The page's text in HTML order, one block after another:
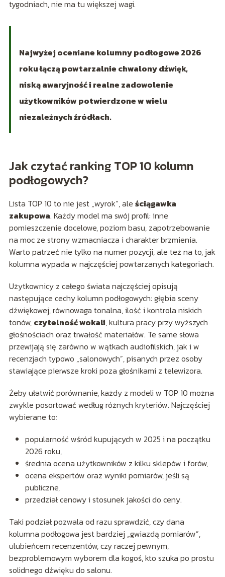
tygodniach, nie ma tu większej wagi.
Najwyżej oceniane kolumny podłogowe 2026
roku łączą powtarzalnie chwalony dźwięk,
niską awaryjność i realne zadowolenie
użytkowników potwierdzone w wielu
niezależnych źródłach.
Jak czytać ranking TOP 10 kolumn
podłogowych?
Lista TOP 10 to nie jest „wyrok”, ale ściągawka
zakupowa. Każdy model ma swój profil: inne
pomieszczenie docelowe, poziom basu, zapotrzebowanie
na moc ze strony wzmacniacza i charakter brzmienia.
Warto patrzeć nie tylko na numer pozycji, ale też na to, jak
kolumna wypada w najczęściej powtarzanych kategoriach.
Użytkownicy z całego świata najczęściej opisują
następujące cechy kolumn podłogowych: głębia sceny
dźwiękowej, równowaga tonalna, ilość i kontrola niskich
tonów, czytelność wokali, kultura pracy przy wyższych
głośnościach oraz trwałość materiałów. Te same słowa
przewijają się zarówno w wątkach audiofilskich, jak i w
recenzjach typowo „salonowych”, pisanych przez osoby
stawiające pierwsze kroki poza głośnikami z telewizora.
Żeby ułatwić porównanie, każdy z modeli w TOP 10 można
zwykle posortować według różnych kryteriów. Najczęściej
wybierane to:
popularność wśród kupujących w 2025 i na początku
2026 roku,
średnia ocena użytkowników z kilku sklepów i forów,
ocena ekspertów oraz wyniki pomiarów, jeśli są
publiczne,
przedział cenowy i stosunek jakości do ceny.
Taki podział pozwala od razu sprawdzić, czy dana
kolumna podłogowa jest bardziej „gwiazdą pomiarów”,
ulubieńcem recenzentów, czy raczej pewnym,
bezproblemowym wyborem dla kogoś, kto szuka po prostu
solidnego dźwięku do salonu.